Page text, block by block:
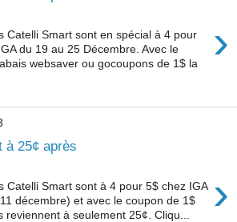
›
Catelli Smart sont en spécial à 4 pour
du 19 au 25 Décembre. Avec le
websaver ou gocoupons de 1$ la
à 25¢ après
›
Catelli Smart sont à 4 pour 5$ chez IGA
décembre) et avec le coupon de 1$
reviennent à seulement 25¢. Cliqu...